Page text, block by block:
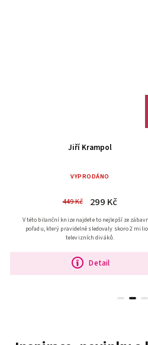
Jiří Krampol
VYPRODÁNO
449 Kč 299 Kč
Detail
V této bilanční knize najdete to nejlepší ze
pořadu, který pravidelně sledovaly skoro 2
televizních diváků.